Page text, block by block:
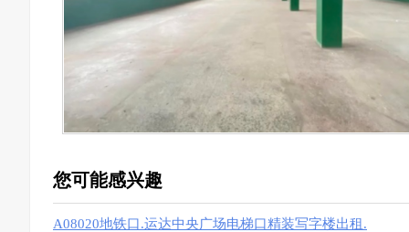
您可能感兴趣
A08020地铁口.运达中央广场电梯口精装写字楼出租.